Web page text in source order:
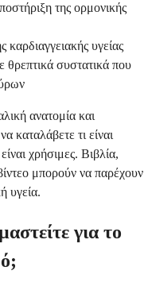
της ορμονικής
υγείας
θρεπτικά συστατικά που
ανατομία και
καταλάβετε τι είναι
χρήσιμες. Βιβλία,
μπορούν να παρέχουν
υγεία.
για το